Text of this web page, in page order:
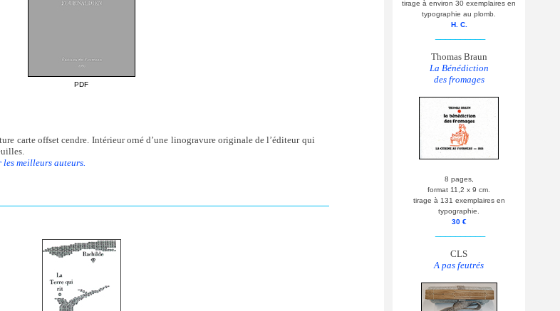
PDF
carte offset cendre. Intérieur orné d’une linogravure originale de l’éditeur qui
meilleurs auteurs.
tirage à environ 30 exemplaires en
typographie au plomb.
H. C.
Thomas Braun
La Bénédiction
des fromages
8 pages,
format 11,2 x 9 cm.
tirage à 131 exemplaires en
typographie.
30 €
CLS
A pas feutrés